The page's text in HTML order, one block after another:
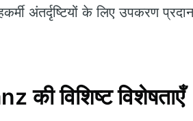
अंतर्दृष्टियों के लिए उपकरण
विशिष्ट विशेषताएँ